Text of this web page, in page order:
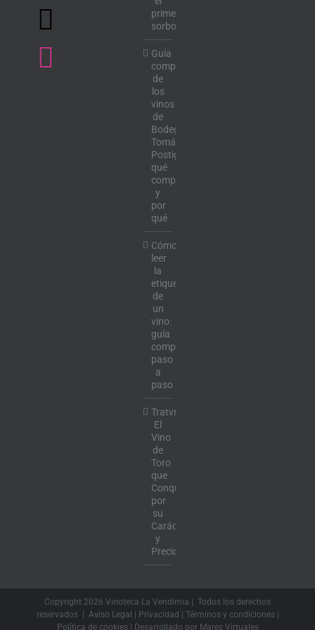
primer
sorbo
Guía
completa
de
los
vinos
de
Bodega
Tomás
Postigo:
qué
comprar
y
por
qué
Cómo
leer
la
etiqueta
de
un
vino:
guía
completa
paso
a
paso
Tratvm:
El
Vino
de
Toro
que
Conquista
por
su
Carácter
y
Precio
Copyright 2026 Vinoteca La Vendimia | Todos los derechos
reservados | Aviso Legal Privacidad Términos y condiciones|
Política de cookies| Desarrollado por Mares Virtuales